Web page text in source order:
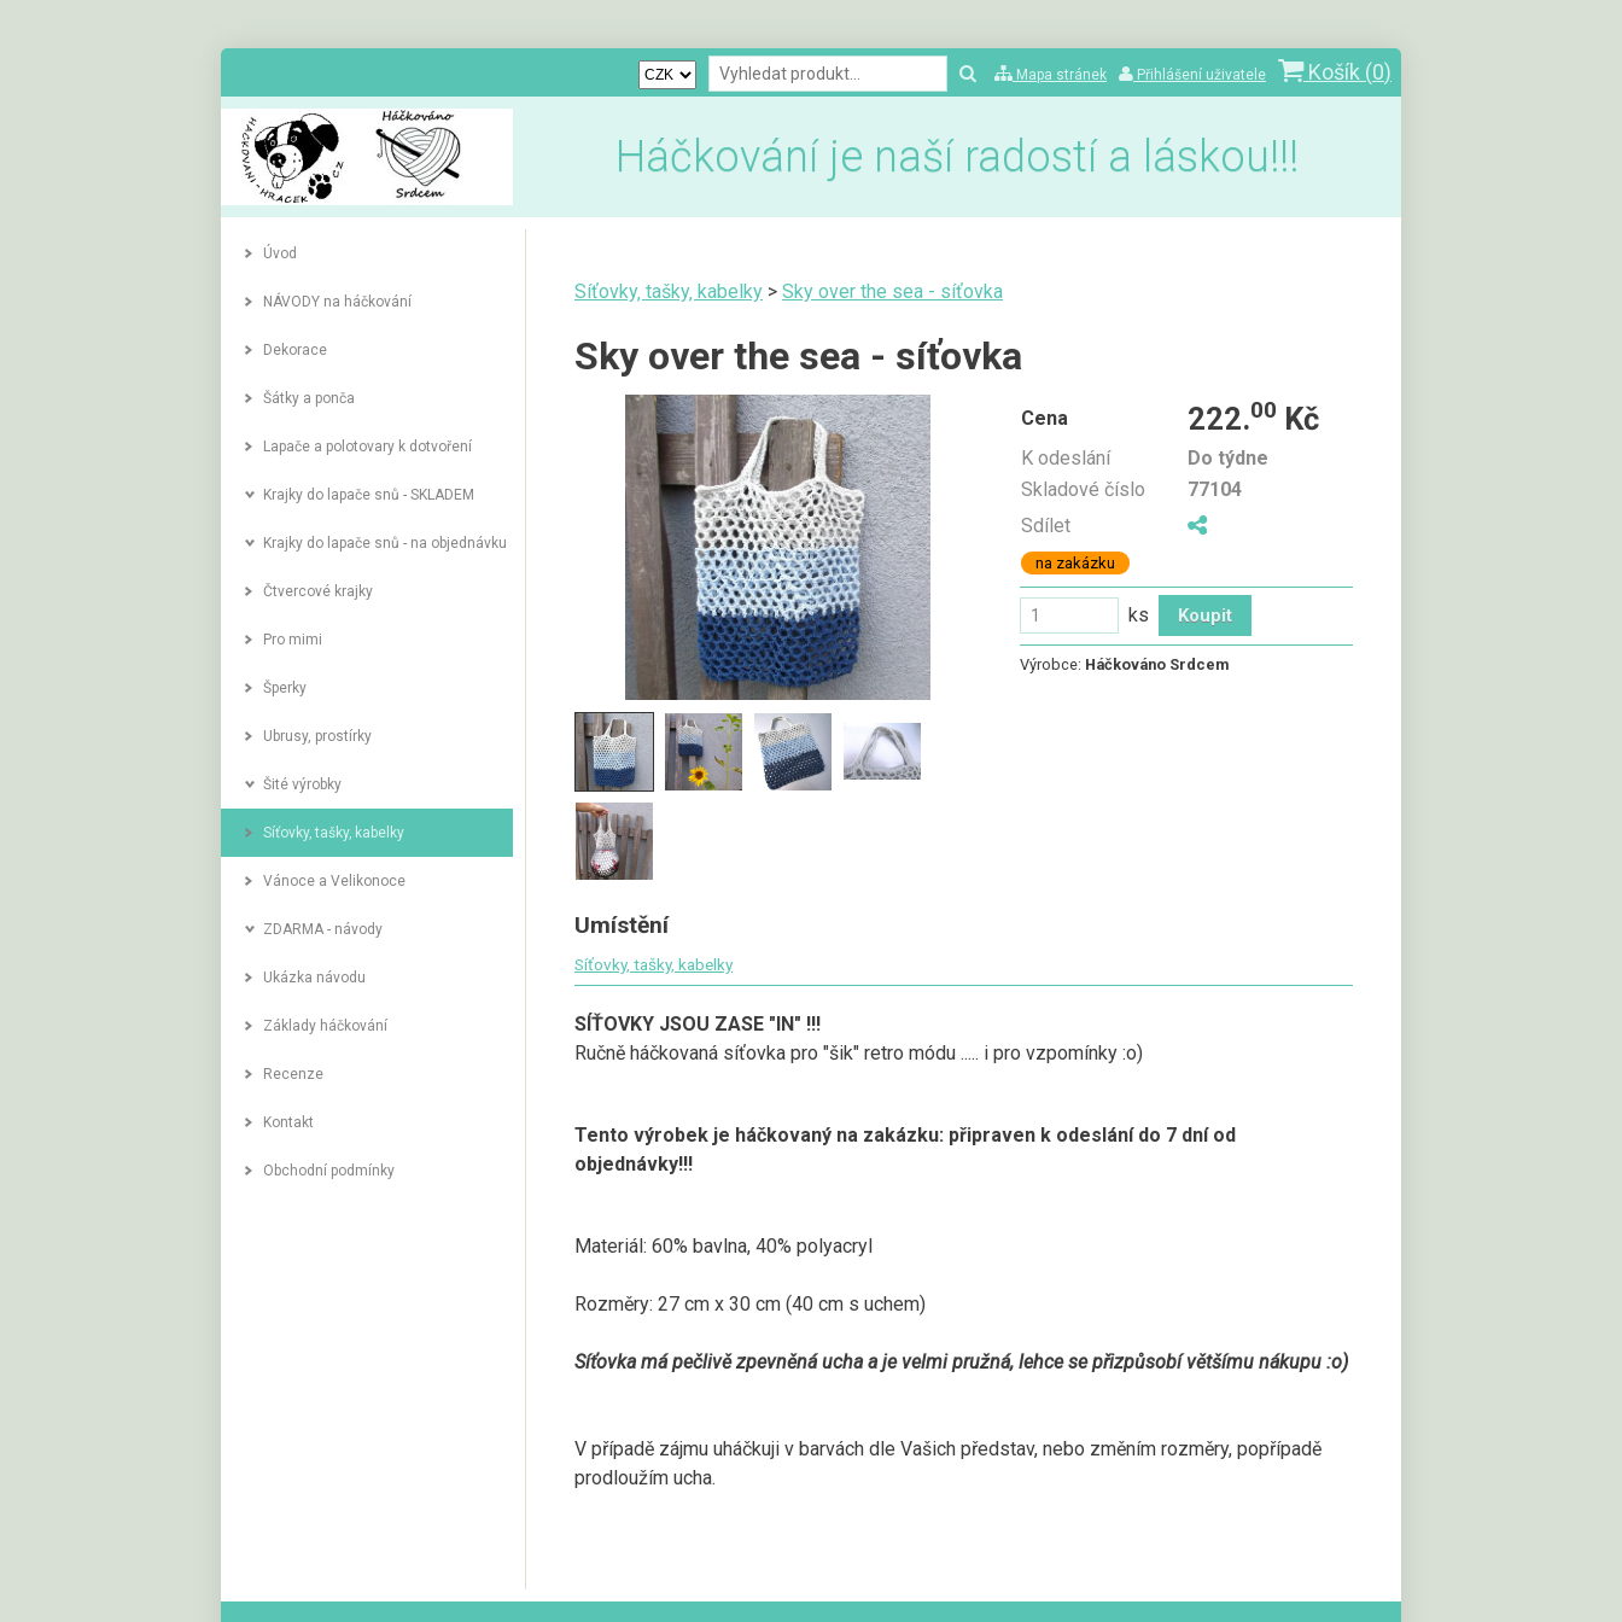
Mapa stránek Přihlášení uživatele Košík (0)
Háčkování je naší radostí a láskou!!!
Síťovky‚ tašky‚ kabelky > Sky over the sea - síťovka
Sky over the sea - síťovka
Cena 222.00 Kč
K odeslání
Do týdne
Skladové číslo
77104
Sdílet
na zakázku
ks
Výrobce: Háčkováno Srdcem
Umístění
Síťovky‚ tašky‚ kabelky
SÍŤOVKY JSOU ZASE "IN" !!!
Ručně háčkovaná síťovka pro "šik" retro módu ..... i pro vzpomínky :o)
Tento výrobek je háčkovaný na zakázku: připraven k odeslání do 7 dní od
objednávky!!!
Materiál: 60% bavlna, 40% polyacryl
Rozměry: 27 cm x 30 cm (40 cm s uchem)
Síťovka má pečlivě zpevněná ucha a je velmi pružná, lehce se přizpůsobí většímu nákupu :o)
V případě zájmu uháčkuji v barvách dle Vašich představ, nebo změním rozměry, popřípadě
prodloužím ucha.
Úvod
NÁVODY na háčkování
Dekorace
Šátky a ponča
Lapače a polotovary k dotvoření
Krajky do lapače snů - SKLADEM
Krajky do lapače snů - na objednávku
Čtvercové krajky
Pro mimi
Šperky
Ubrusy, prostírky
Šité výrobky
Síťovky‚ tašky‚ kabelky
Vánoce a Velikonoce
ZDARMA - návody
Ukázka návodu
Základy háčkování
Recenze
Kontakt
Obchodní podmínky